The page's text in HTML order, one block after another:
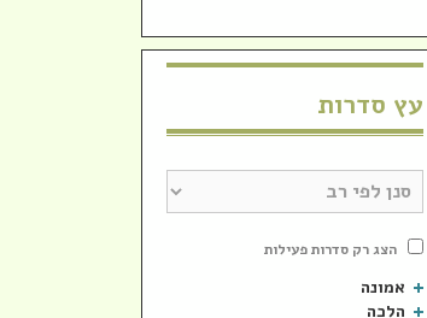
נעמה אתרוג לג בעומר יז
עץ סדרות
הצג רק סדרות פעילות
אמונה
הלכה